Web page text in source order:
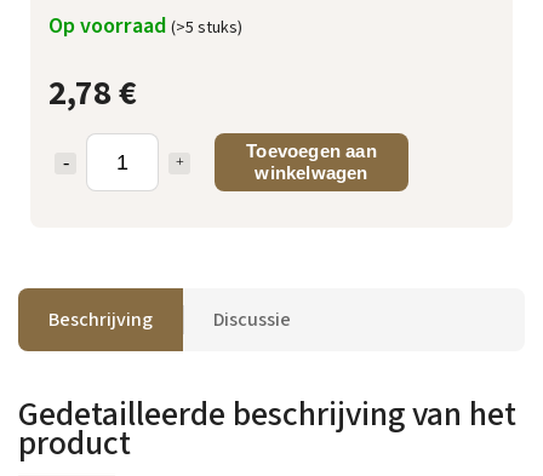
2,78 €
Toevoegen aan
winkelwagen
Op voorraad (>5 stuks)
Beschrijving Discussie
Gedetailleerde beschrijving van het
product